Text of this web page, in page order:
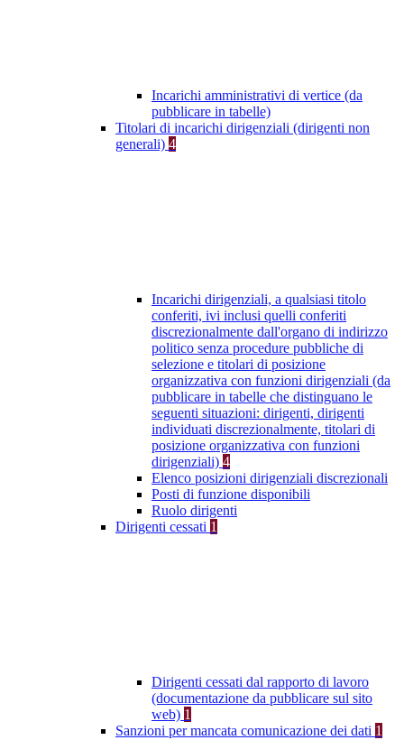
Incarichi amministrativi di vertice (da
pubblicare in tabelle)
Titolari di incarichi dirigenziali (dirigenti non
generali) 4
Incarichi dirigenziali, a qualsiasi titolo
conferiti, ivi inclusi quelli conferiti
discrezionalmente dall'organo di indirizzo
politico senza procedure pubbliche di
selezione e titolari di posizione
organizzativa con funzioni dirigenziali (da
pubblicare in tabelle che distinguano le
seguenti situazioni: dirigenti, dirigenti
individuati discrezionalmente, titolari di
posizione organizzativa con funzioni
dirigenziali) 4
Elenco posizioni dirigenziali discrezionali
Posti di funzione disponibili
Ruolo dirigenti
Dirigenti cessati 1
Dirigenti cessati dal rapporto di lavoro
(documentazione da pubblicare sul sito
web) 1
Sanzioni per mancata comunicazione dei dati 1